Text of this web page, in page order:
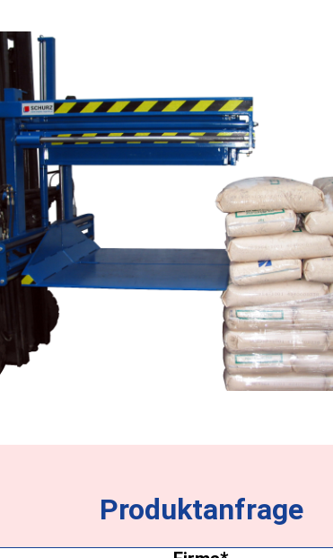
Produktanfrage
Firma(erforderlich)